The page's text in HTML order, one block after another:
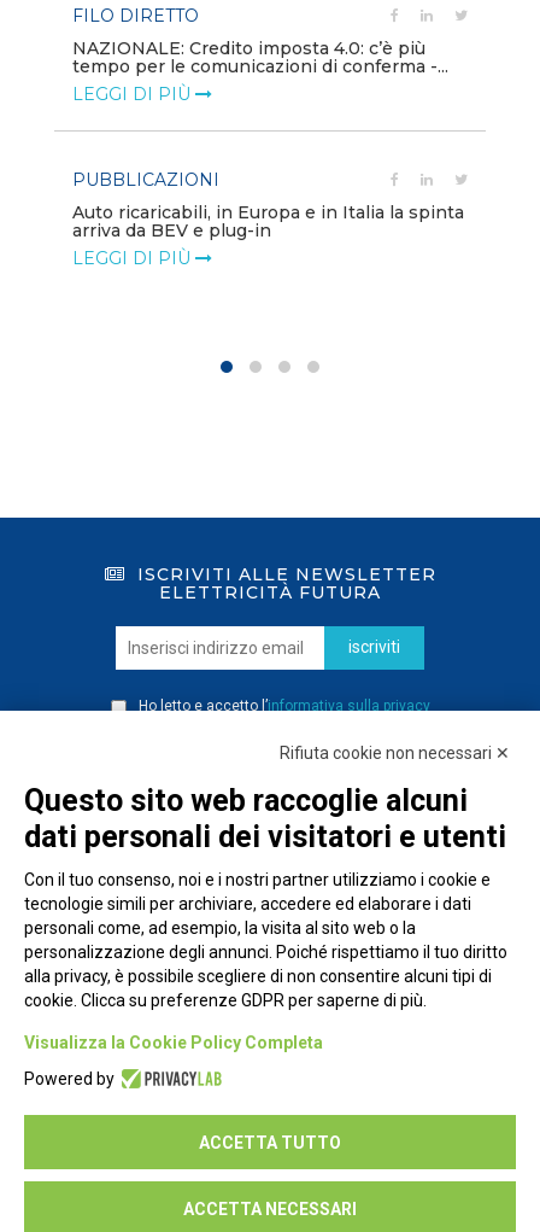
FILO DIRETTO
NAZIONALE: Credito imposta 4.0: c’è più
tempo per le comunicazioni di conferma -...
LEGGI DI PIÙ
PUBBLICAZIONI
Auto ricaricabili, in Europa e in Italia la spinta
arriva da BEV e plug-in
LEGGI DI PIÙ
ISCRIVITI ALLE NEWSLETTER
ELETTRICITÀ FUTURA
iscriviti
Ho letto e accetto l’informativa sulla privacy
Piazza Alessandria, 24 - 00198 Roma
Privacy Policy
Seguici su:
Rifiuta cookie non necessari ✕
Questo sito web raccoglie alcuni
dati personali dei visitatori e utenti
Con il tuo consenso, noi e i nostri partner utilizziamo i cookie e
tecnologie simili per archiviare, accedere ed elaborare i dati
personali come, ad esempio, la visita al sito web o la
personalizzazione degli annunci. Poiché rispettiamo il tuo diritto
alla privacy, è possibile scegliere di non consentire alcuni tipi di
cookie. Clicca su preferenze GDPR per saperne di più.
Visualizza la Cookie Policy Completa
Powered by
ACCETTA TUTTO
ACCETTA NECESSARI